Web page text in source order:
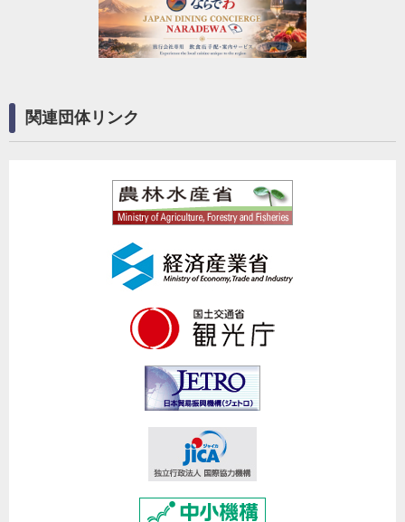
関連団体リンク